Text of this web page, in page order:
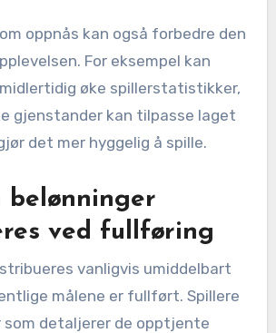
oppnås kan også forbedre den
For eksempel kan
øke spillerstatistikker,
gjenstander kan tilpasse laget
det mer hyggelig å spille.
belønninger
ved fullføring
vanligvis umiddelbart
målene er fullført. Spillere
detaljerer de opptjente